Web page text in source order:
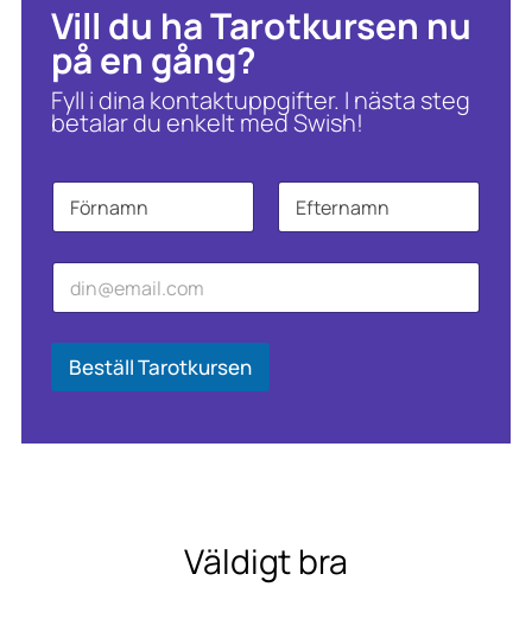
Vill du ha Tarotkursen nu
på en gång?
Fyll i dina kontaktuppgifter. I nästa steg
betalar du enkelt med Swish!
N
m
n
*
-
p
s
E
p
o
t
Beställ Tarotkursen
Väldigt bra